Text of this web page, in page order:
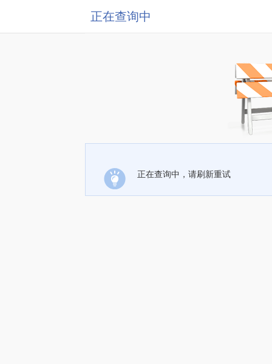
正在查询中
正在查询中，请刷新重试